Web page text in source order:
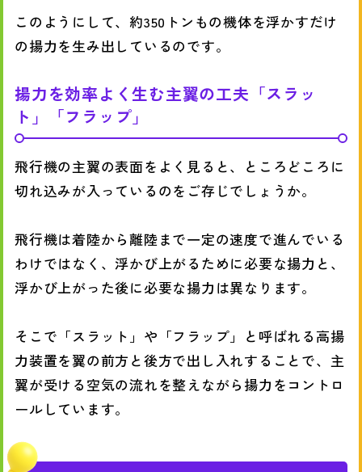
このようにして、約350トンもの機体を浮かすだけ
の揚力を生み出しているのです。
揚力を効率よく生む主翼の工夫「スラッ
ト」「フラップ」
飛行機の主翼の表面をよく見ると、ところどころに
切れ込みが入っているのをご存じでしょうか。
飛行機は着陸から離陸まで一定の速度で進んでいる
わけではなく、浮かび上がるために必要な揚力と、
浮かび上がった後に必要な揚力は異なります。
そこで「スラット」や「フラップ」と呼ばれる高揚
力装置を翼の前方と後方で出し入れすることで、主
翼が受ける空気の流れを整えながら揚力をコントロ
ールしています。